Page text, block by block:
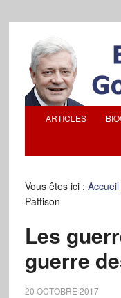
ARTICLES
Vous êtes ici : Accueil
Pattison
Les
guerre
20 OCTOBRE 2017